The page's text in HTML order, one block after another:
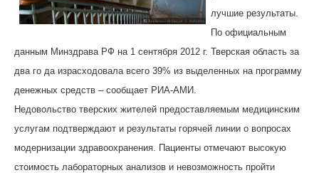
лучшие результаты.
По официальным
данным Минздрава РФ на 1 сентября 2012 г. Тверская область за
два го да израсходовала всего 39% из выделенных на программу
денежных средств – сообщает РИА-АМИ.
Недовольство тверских жителей предоставляемым медицинским
услугам подтверждают и результаты горячей линии о вопросах
модернизации здравоохранения. Пациенты отмечают высокую
стоимость лабораторных анализов и невозможность пройти